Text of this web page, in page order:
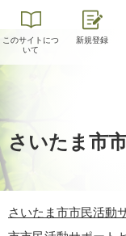
このサイトにつ
いて
新規登録
さいたま市
さいたま市市民活動